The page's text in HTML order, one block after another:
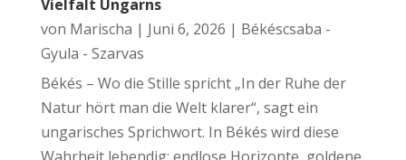
Vielfalt Ungarns
von Marischa | Juni 6, 2026 | Békéscsaba -
Gyula - Szarvas
Békés – Wo die Stille spricht „In der Ruhe der
Natur hört man die Welt klarer“, sagt ein
ungarisches Sprichwort. In Békés wird diese